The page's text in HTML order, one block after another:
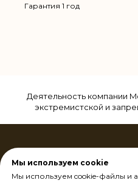
Мы используем cookie
Мы используем cookie-файлы и
Гарантия 1 год
Деятельность компании
экстремистской и